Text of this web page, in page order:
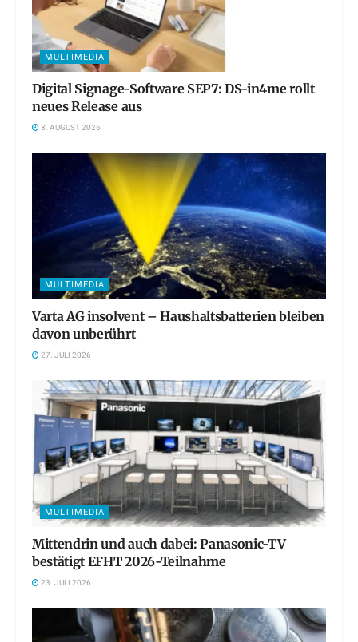
MULTIMEDIA
Digital Signage-Software SEP7: DS-in4me rollt
neues Release aus
3. AUGUST 2026
MULTIMEDIA
Varta AG insolvent – Haushaltsbatterien bleiben
davon unberührt
27. JULI 2026
MULTIMEDIA
Mittendrin und auch dabei: Panasonic-TV
bestätigt EFHT 2026-Teilnahme
23. JULI 2026